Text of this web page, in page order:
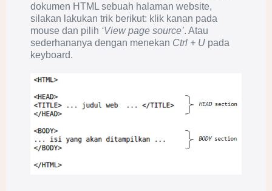
dokumen HTML sebuah halaman website,
silakan lakukan trik berikut: klik kanan pada
mouse dan pilih ‘View page source’. Atau
sederhananya dengan menekan Ctrl + U pada
keyboard.